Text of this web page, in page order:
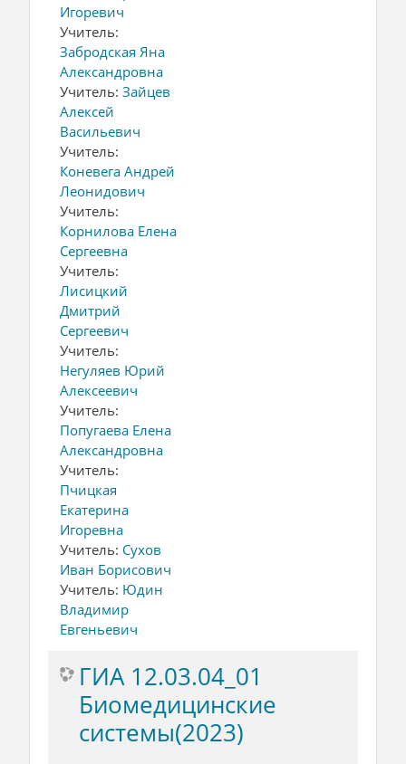
Игоревич
Учитель:
Забродская Яна
Александровна
Учитель: Зайцев
Алексей
Васильевич
Учитель:
Коневега Андрей
Леонидович
Учитель:
Корнилова Елена
Сергеевна
Учитель:
Лисицкий
Дмитрий
Сергеевич
Учитель:
Негуляев Юрий
Алексеевич
Учитель:
Попугаева Елена
Александровна
Учитель:
Пчицкая
Екатерина
Игоревна
Учитель: Сухов
Иван Борисович
Учитель: Юдин
Владимир
Евгеньевич
ГИА 12.03.04_01
Биомедицинские
системы(2023)